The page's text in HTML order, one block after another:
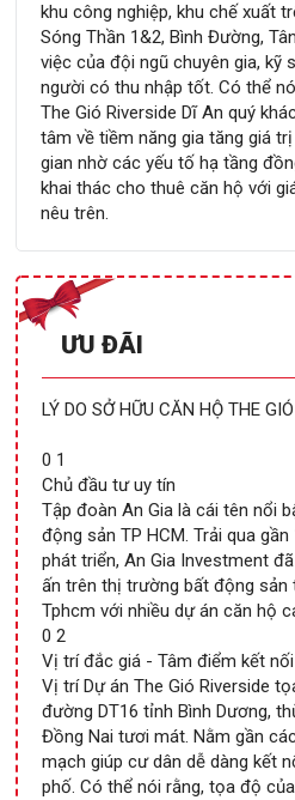
khu công nghiệp, khu chế xuất
Sóng Thần 1&2, Bình Đường,
việc của đội ngũ chuyên gia, kỹ
người có thu nhập tốt. Có thể
The Gió Riverside Dĩ An quý
tâm về tiềm năng gia tăng giá
gian nhờ các yếu tố hạ tầng
khai thác cho thuê căn hộ với
nêu trên.
ƯU ĐÃI
LÝ DO SỞ HỮU CĂN HỘ THE
0 1
Chủ đầu tư uy tín
Tập đoàn An Gia là cái tên nổi
động sản TP HCM. Trải qua
phát triển, An Gia Investment
ấn trên thị trường bất động sản
Tphcm với nhiều dự án căn hộ
0 2
Vị trí đắc giá - Tâm điểm kết nối
Vị trí Dự án The Gió Riverside
đường DT16 tỉnh Bình Dương,
Đồng Nai tươi mát. Nằm gần
mạch giúp cư dân dễ dàng kết
phố. Có thể nói rằng, tọa độ